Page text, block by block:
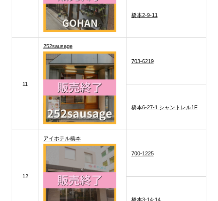
橋本2-9-11
11
252sausage
703-6219
橋本6-27-1 シャントレル1F
12
アイホテル橋本
700-1225
橋本3-14-14